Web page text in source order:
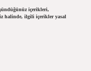
içerikleri,
halinde, ilgili içerikler yasal